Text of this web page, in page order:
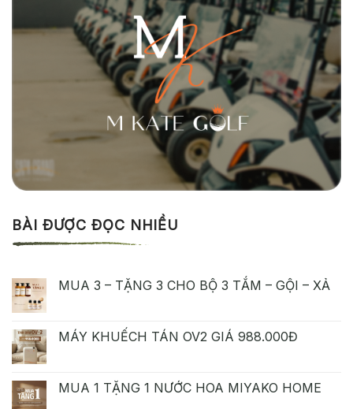
BÀI ĐƯỢC ĐỌC NHIỀU
MUA 3 – TẶNG 3 CHO BỘ 3 TẮM – GỘI – XẢ
MÁY KHUẾCH TÁN OV2 GIÁ 988.000Đ
MUA 1 TẶNG 1 NƯỚC HOA MIYAKO HOME